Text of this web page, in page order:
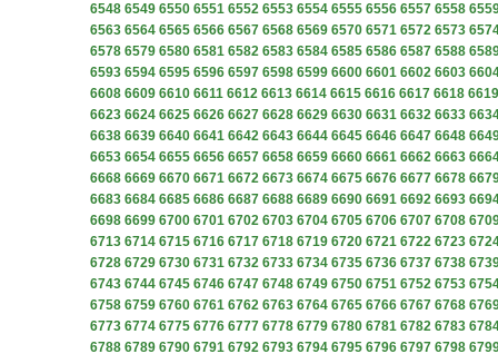
6548 6549 6550 6551 6552 6553 6554 6555 6556 6557 6558
6563 6564 6565 6566 6567 6568 6569 6570 6571 6572 6573
6578 6579 6580 6581 6582 6583 6584 6585 6586 6587 6588
6593 6594 6595 6596 6597 6598 6599 6600 6601 6602 6603
6608 6609 6610 6611 6612 6613 6614 6615 6616 6617 6618 6619
6623 6624 6625 6626 6627 6628 6629 6630 6631 6632 6633
6638 6639 6640 6641 6642 6643 6644 6645 6646 6647 6648
6653 6654 6655 6656 6657 6658 6659 6660 6661 6662 6663
6668 6669 6670 6671 6672 6673 6674 6675 6676 6677 6678
6683 6684 6685 6686 6687 6688 6689 6690 6691 6692 6693
6698 6699 6700 6701 6702 6703 6704 6705 6706 6707 6708
6713 6714 6715 6716 6717 6718 6719 6720 6721 6722 6723
6728 6729 6730 6731 6732 6733 6734 6735 6736 6737 6738
6743 6744 6745 6746 6747 6748 6749 6750 6751 6752 6753
6758 6759 6760 6761 6762 6763 6764 6765 6766 6767 6768
6773 6774 6775 6776 6777 6778 6779 6780 6781 6782 6783
6788 6789 6790 6791 6792 6793 6794 6795 6796 6797 6798